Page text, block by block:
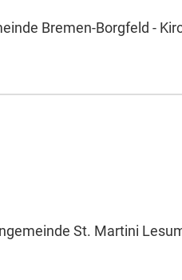
Bremen-Borgfeld -
St. Martini